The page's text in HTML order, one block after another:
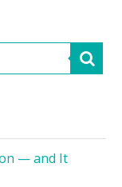
— and It